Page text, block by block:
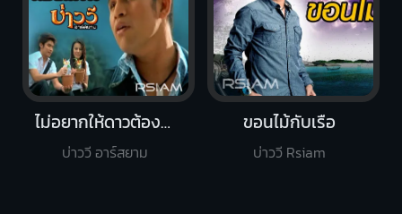
ขอนไม้กับเรือ
บ่าววี Rsiam
ไม่อยากให้ดาวต้องมาเปื้อนดิน
บ่าววี อาร์สยาม